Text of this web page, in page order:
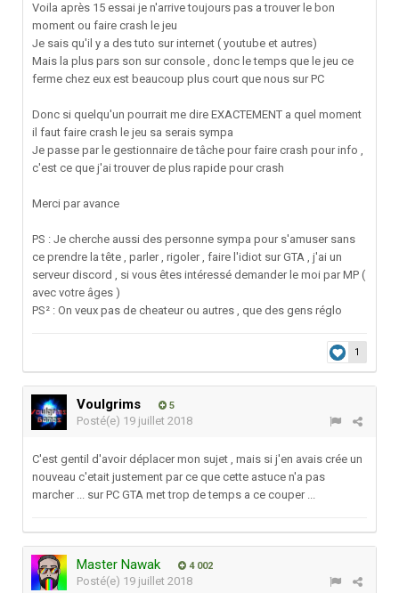
Voila après 15 essai je n'arrive toujours pas a trouver le bon
moment ou faire crash le jeu
Je sais qu'il y a des tuto sur internet ( youtube et autres)
Mais la plus pars son sur console , donc le temps que le jeu ce
ferme chez eux est beaucoup plus court que nous sur PC
Donc si quelqu'un pourrait me dire EXACTEMENT a quel moment
il faut faire crash le jeu sa serais sympa
Je passe par le gestionnaire de tâche pour faire crash pour info ,
c'est ce que j'ai trouver de plus rapide pour crash
Merci par avance
PS : Je cherche aussi des personne sympa pour s'amuser sans
ce prendre la tête , parler , rigoler , faire l'idiot sur GTA , j'ai un
serveur discord , si vous êtes intéressé demander le moi par MP (
avec votre âges )
PS² : On veux pas de cheateur ou autres , que des gens réglo
1
Voulgrims 5
Posté(e) 19 juillet 2018
C'est gentil d'avoir déplacer mon sujet , mais si j'en avais crée un
nouveau c'etait justement par ce que cette astuce n'a pas
marcher ... sur PC GTA met trop de temps a ce couper ...
Master Nawak 4 002
Posté(e) 19 juillet 2018